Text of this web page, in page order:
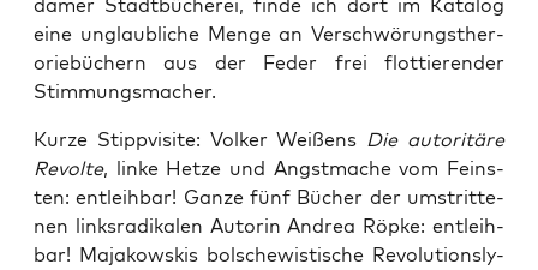
da­mer Stadt­bü­che­rei, fin­de ich dort im Kata­log
eine unglaub­li­che Men­ge an Ver­schwö­rungs­ther­
orie­bü­chern aus der Feder frei flot­tie­ren­der
Stimmungsmacher.
Kur­ze Stipp­vi­si­te: Vol­ker Wei­ßens Die auto­ri­tä­re
Revol­te, lin­ke Het­ze und Angst­ma­che vom Feins­
ten: ent­leih­bar! Gan­ze fünf Bücher der umstrit­te­
nen links­ra­di­ka­len Autorin Andrea Röp­ke: ent­leih­
bar! Maja­kow­skis bol­sche­wis­ti­sche Revo­lu­ti­ons­ly­